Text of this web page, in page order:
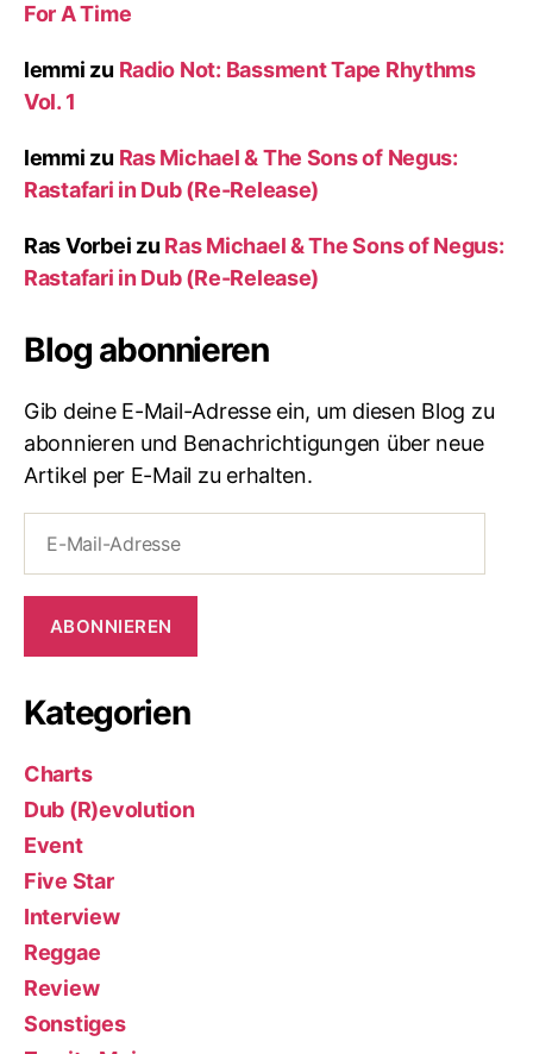
For A Time
lemmi zu Radio Not: Bassment Tape Rhythms
Vol. 1
lemmi zu Ras Michael & The Sons of Negus:
Rastafari in Dub (Re-Release)
Ras Vorbei zu Ras Michael & The Sons of Negus:
Rastafari in Dub (Re-Release)
Blog abonnieren
Gib deine E-Mail-Adresse ein, um diesen Blog zu
abonnieren und Benachrichtigungen über neue
Artikel per E-Mail zu erhalten.
Mail-
ABONNIEREN
Kategorien
Charts
Dub (R)evolution
Event
Five Star
Interview
Reggae
Review
Sonstiges